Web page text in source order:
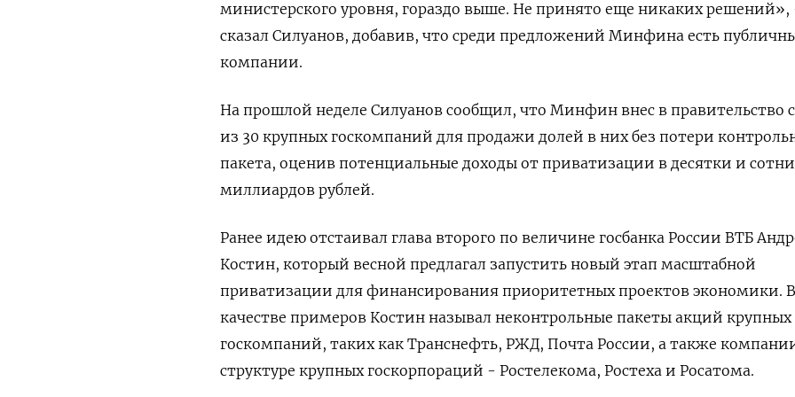
министерского уровня, гораздо выше. Не принято еще никаких решений»,
сказал Силуанов, добавив, что среди предложений Минфина есть
компании.
На прошлой неделе Силуанов сообщил, что Минфин внес в правительство
из 30 крупных госкомпаний для продажи долей в них без потери
пакета, оценив потенциальные доходы от приватизации в десятки и сотни
миллиардов рублей.
Ранее идею отстаивал глава второго по величине госбанка России ВТБ
Костин, который весной предлагал запустить новый этап масштабной
приватизации для финансирования приоритетных проектов экономики. В
качестве примеров Костин называл неконтрольные пакеты акций крупных
госкомпаний, таких как Транснефть, РЖД, Почта России, а также
структуре крупных госкорпораций - Ростелекома, Ростеха и Росатома.